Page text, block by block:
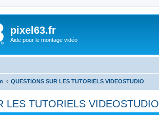
pixel63.fr
Aide pour le montage vidéo
QUESTIONS SUR LES TUTORIELS VIDEOSTUDIO
LES TUTORIELS VIDEOSTUDIO